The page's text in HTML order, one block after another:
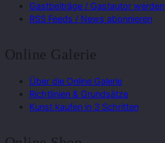
Gastbeiträge / Gastautor werden
RSS Feeds / News abonnieren
Online Galerie
Über die Online Galerie
Richtlinien & Grundsätze
Kunst kaufen in 3 Schritten